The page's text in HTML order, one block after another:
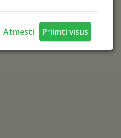
Atmesti Priimti visus